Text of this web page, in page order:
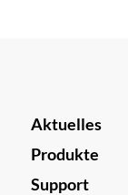
Aktuelles
Produkte
Support